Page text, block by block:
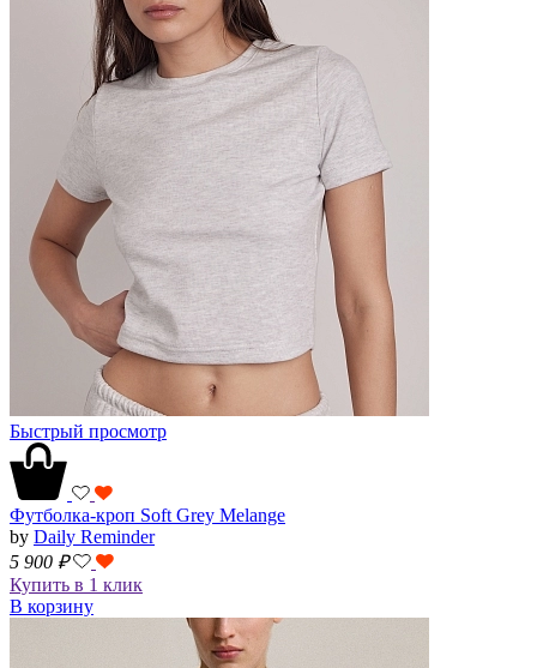
Быстрый просмотр
Футболка-кроп Soft Grey Melange
by Daily Reminder
5 900 ₽
Купить в 1 клик
В корзину